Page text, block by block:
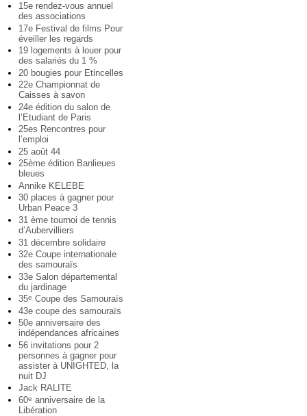
15e rendez-vous annuel
des associations
17e Festival de films Pour
éveiller les regards
19 logements à louer pour
des salariés du 1 %
20 bougies pour Etincelles
22e Championnat de
Caisses à savon
24e édition du salon de
l’Etudiant de Paris
25es Rencontres pour
l’emploi
25 août 44
25ème édition Banlieues
bleues
Annike KELEBE
30 places à gagner pour
Urban Peace 3
31 ème tournoi de tennis
d’Aubervilliers
31 décembre solidaire
32e Coupe internationale
des samouraïs
33e Salon départemental
du jardinage
35e Coupe des Samouraïs
43e coupe des samouraïs
50e anniversaire des
indépendances africaines
56 invitations pour 2
personnes à gagner pour
assister à UNIGHTED, la
nuit DJ
Jack RALITE
60e anniversaire de la
Libération